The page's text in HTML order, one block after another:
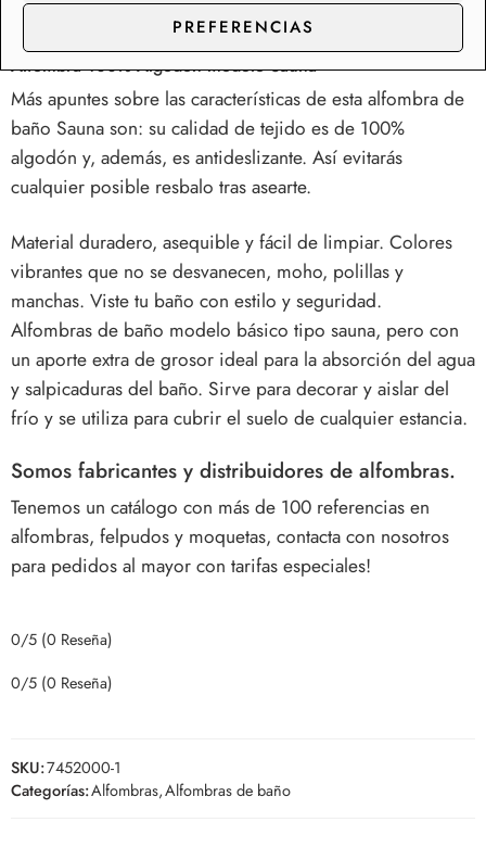
PREFERENCIAS
salir de la ducha o de la bañera.
Alfombra 100% Algodón modelo Sauna
Más apuntes sobre las características de estaalfombra de
baño Saunason: su calidad de tejido es de 100%
algodón y, además, es antideslizante. Así evitarás
cualquier posible resbalo tras asearte.
Material duradero, asequible y fácil de limpiar. Colores
vibrantes que no se desvanecen, moho, polillas y
manchas. Viste tu baño con estilo y seguridad.
Alfombras de baño modelo básico tipo sauna, pero con
un aporte extra de grosor ideal para la absorción del agua
y salpicaduras del baño. Sirve para decorar y aislar del
frío y se utiliza para cubrir el suelo de cualquier estancia.
Somos fabricantes y distribuidores de alfombras.
Tenemos un catálogo con más de 100 referencias en
alfombras, felpudos y moquetas, contacta con nosotros
para pedidos al mayor con tarifas especiales!
0/5 (0 Reseña)
0/5 (0 Reseña)
SKU:7452000-1
Categorías:Alfombras,Alfombras de baño